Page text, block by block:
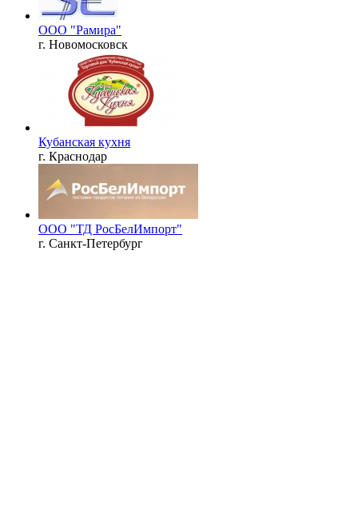
ООО "Рамира"
г. Новомосковск
Кубанская кухня
г. Краснодар
ООО "ТД РосБелИмпорт"
г. Санкт-Петербург